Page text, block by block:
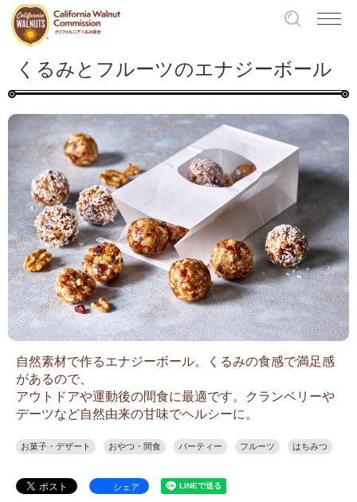
くるみとフルーツのエナジーボール
自然素材で作るエナジーボール。くるみの食感で満足感
があるので、
アウトドアや運動後の間食に最適です。クランベリーや
デーツなど自然由来の甘味でヘルシーに。
お菓子・デザート おやつ・間食 パーティー フルーツ はちみつ
シェア